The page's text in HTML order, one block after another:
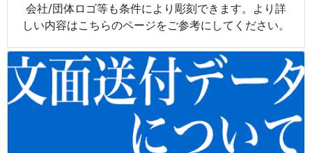
会社/団体ロゴ等も条件により彫刻できます。より詳
しい内容はこちらのページをご参考にしてください。